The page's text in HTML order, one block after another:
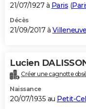
21/07/1927 à Paris (
Décès
21/09/2017 à
Lucien
Créer une cagnotte
Naissance
20/07/1935 au Petit-